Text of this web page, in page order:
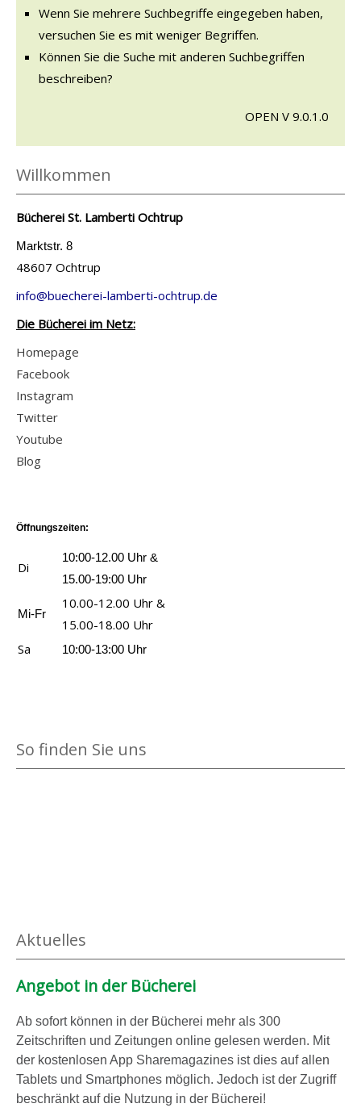
Wenn Sie mehrere Suchbegriffe eingegeben haben,
versuchen Sie es mit weniger Begriffen.
Können Sie die Suche mit anderen Suchbegriffen
beschreiben?
OPEN V 9.0.1.0
Willkommen
Bücherei St. Lamberti Ochtrup
Marktstr. 8
48607 Ochtrup
info@buecherei-lamberti-ochtrup.de
Die Bücherei im Netz:
Homepage
Facebook
Instagram
Twitter
Youtube
Blog
Öffnungszeiten:
Di
10:00-12.00 Uhr &
15.00-19:00 Uhr
Mi-Fr
10.00-12.00 Uhr &
15.00-18.00 Uhr
Sa
10:00-13:00 Uhr
So finden Sie uns
Aktuelles
Angebot in der Bücherei
Ab sofort können in der Bücherei mehr als 300
Zeitschriften und Zeitungen online gelesen werden. Mit
der kostenlosen App Sharemagazines ist dies auf allen
Tablets und Smartphones möglich. Jedoch ist der Zugriff
beschränkt auf die Nutzung in der Bücherei!